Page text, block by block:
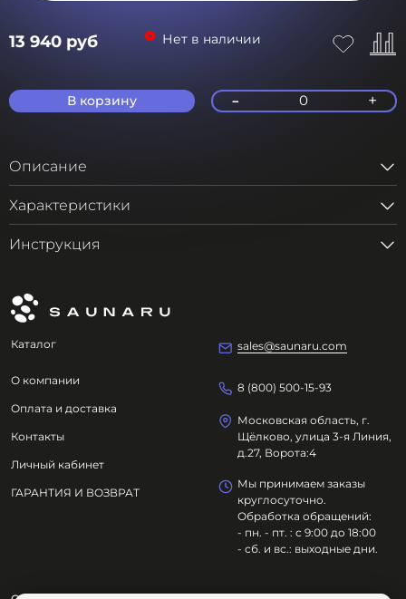
13 940 руб Нет в наличии
В корзину - 0 +
Описание
Характеристики
Инструкция
Каталог
О компании
Оплата и доставка
Контакты
Личный кабинет
ГАРАНТИЯ И ВОЗВРАТ
sales@saunaru.com
8 (800) 500-15-93
Московская область, г.
Щёлково, улица 3-я Линия,
д.27, Ворота:4
Мы принимаем заказы
круглосуточно.
Обработка обращений:
- пн. - пт. : с 9:00 до 18:00
- сб. и вс.: выходные дни.